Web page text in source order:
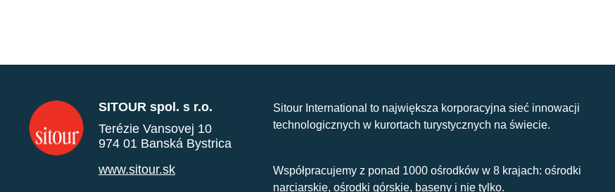
SITOUR spol. s r.o.
Terézie Vansovej 10
974 01 Banská Bystrica
www.sitour.sk
Sitour International to największa korporacyjna sieć innowacji
technologicznych w kurortach turystycznych na świecie.
Współpracujemy z ponad 1000 ośrodków w 8 krajach: ośrodki
narciarskie, ośrodki górskie, baseny i nie tylko.